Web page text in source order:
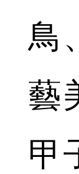
鳥
藝
甲